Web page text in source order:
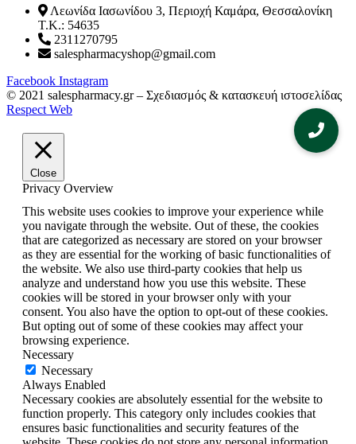
Λεωνίδα Ιασωνίδου 3, Περιοχή Καμάρα, Θεσσαλονίκη
T.K.: 54635
2311270795
salespharmacyshop@gmail.com
Facebook Instagram
© 2021 salespharmacy.gr – Σχεδιασμός & κατασκευή ιστοσελίδας
Respect Web
Close
Privacy Overview
This website uses cookies to improve your experience while
you navigate through the website. Out of these, the cookies
that are categorized as necessary are stored on your browser
as they are essential for the working of basic functionalities of
the website. We also use third-party cookies that help us
analyze and understand how you use this website. These
cookies will be stored in your browser only with your
consent. You also have the option to opt-out of these cookies.
But opting out of some of these cookies may affect your
browsing experience.
Necessary
Necessary
Always Enabled
Necessary cookies are absolutely essential for the website to
function properly. This category only includes cookies that
ensures basic functionalities and security features of the